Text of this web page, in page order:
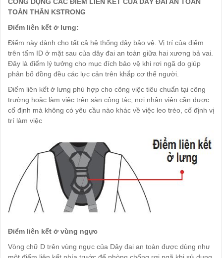
CÔNG DỤNG CÁC ĐIỂM LIÊN KẾT CỦA DÂY ĐAI AN TOÀN
TOÀN THÂN KSTRONG
Điểm liên kết ở lưng:
Điểm này dành cho tất cả hệ thống dây bảo vệ. Vị trí của điểm
trên tấm ID ở mặt sau của dây đai an toàn giữa hai xương bả vai.
Đây là điểm lý tưởng cho mục đích bảo vệ khi rơi ngã do giúp
phân bổ đồng đều các lực cản trên khắp cơ thể người.
Điểm liên kết ở lưng phù hợp cho công việc tiêu chuẩn tại công
trường hoặc làm việc trên sàn công tác, nơi nhân viên cần được
cố định mà không có yêu cầu nào khác về việc leo trèo, cố định vị
trí làm việc
Điểm liên kết ở vùng ngực
Vòng chữ D trên vùng ngực của Dây đai an toàn được dùng như